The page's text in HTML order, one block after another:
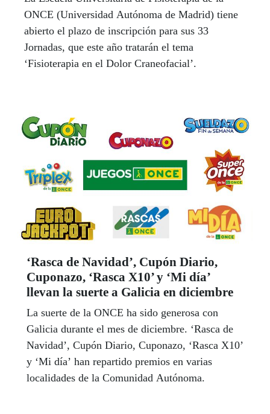
ONCE (Universidad Autónoma de Madrid) tiene
abierto el plazo de inscripción para sus 33
Jornadas, que este año tratarán el tema
‘Fisioterapia en el Dolor Craneofacial’.
‘Rasca de Navidad’, Cupón Diario,
Cuponazo, ‘Rasca X10’ y ‘Mi día’
llevan la suerte a Galicia en diciembre
La suerte de la ONCE ha sido generosa con
Galicia durante el mes de diciembre. ‘Rasca de
Navidad’, Cupón Diario, Cuponazo, ‘Rasca X10’
y ‘Mi día’ han repartido premios en varias
localidades de la Comunidad Autónoma.